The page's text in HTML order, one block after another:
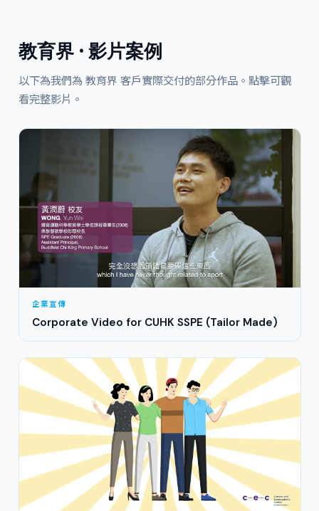
教育界 · 影片案例
以下為我們為 教育界 客戶實際交付的部分作品。點擊可觀
看完整影片。
企業宣傳
Corporate Video for CUHK SSPE (Tailor Made)